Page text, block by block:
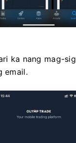
ka nang mag-
email.